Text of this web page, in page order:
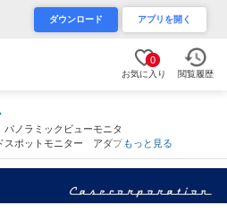
ダウンロード アプリを開く
0
お気に入り 閲覧履歴
ノラミックビューモニタ
ポットモニター アダプテ
ーコンセント ステアリング
．０（愛知県）
もっと見る